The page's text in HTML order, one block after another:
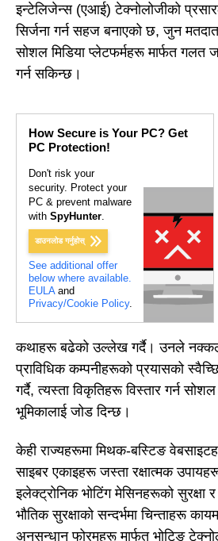
इन्टेलिजेन्स (एआई) टेक्नोलोजीको
सिर्जना गर्न सहज बनाएको छ, जुन
सोशल मिडिया प्लेटफर्महरू मार्फत गलत
गर्न सकिन्छ।
How Secure is Your PC? Get
PC Protection!
Don't risk your
security. Protect your
PC & prevent malware
with SpyHunter.
डाउनलोड गर्नुहोस्
See additional offer
below where available.
EULAand
Privacy/Cookie Policy.
कथाहरू बढेको उल्लेख गर्दै। उनले
प्राविधिक कम्पनीहरूको प्रयासको
गर्दै, त्यस्ता विकृतिहरू विस्तार गर्न
भूमिकालाई जोड दिन्छ।
केही राज्यहरूमा मिथक-बस्टिङ
साइबर एकाइहरू जस्ता रक्षात्मक
इलेक्ट्रोनिक भोटिंग मेसिनहरूको सुरक्षा र
भौतिक सुरक्षाको सन्दर्भमा चिन्ताहरू
अनुसन्धान फोरमहरू मार्फत भोटिङ